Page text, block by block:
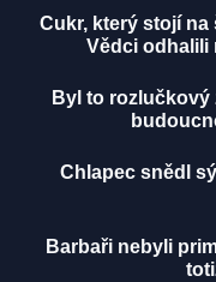
Cukr, který stojí na
Vědci odhalili
Byl to
Chlapec snědl
Barbaři nebyli